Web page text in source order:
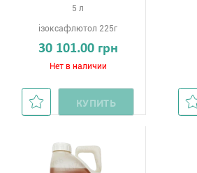
5 л
ізоксафлютол 225г
30 101.00 грн
Нет в наличии
КУПИТЬ